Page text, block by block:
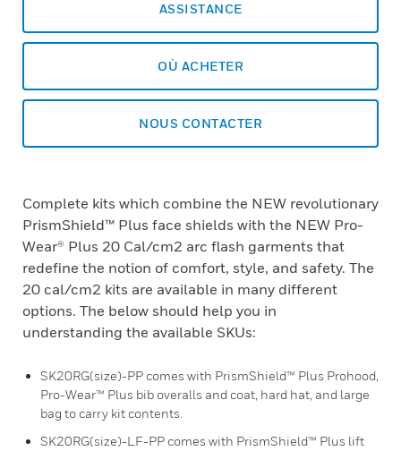
ASSISTANCE
OÙ ACHETER
NOUS CONTACTER
Complete kits which combine the NEW revolutionary
PrismShield™ Plus face shields with the NEW Pro-
Wear® Plus 20 Cal/cm2 arc flash garments that
redefine the notion of comfort, style, and safety. The
20 cal/cm2 kits are available in many different
options. The below should help you in
understanding the available SKUs:
SK20RG(size)-PP comes with PrismShield™ Plus Prohood,
Pro-Wear™ Plus bib overalls and coat, hard hat, and large
bag to carry kit contents.
SK20RG(size)-LF-PP comes with PrismShield™ Plus lift